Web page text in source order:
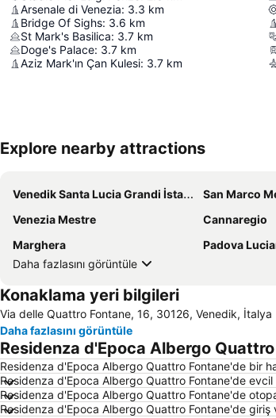
Arsenale di Venezia: 3.3 km
Bridge Of Sighs: 3.6 km
St Mark's Basilica: 3.7 km
Doge's Palace: 3.7 km
Aziz Mark'ın Çan Kulesi: 3.7 km
Explore nearby attractions
Venedik Santa Lucia Grandi İstasyonu San Marco
Venezia Mestre
Cannaregio
Marghera
Padova
Daha fazlasını görüntüle
Konaklama yeri bilgileri
Via delle Quattro Fontane, 16, 30126, Venedik, İtalya
Daha fazlasını görüntüle
Residenza d'Epoca Albergo
Residenza d'Epoca Albergo Quattro Fontane'de bir
Residenza d'Epoca Albergo Quattro Fontane'de
Residenza d'Epoca Albergo Quattro Fontane'de
Residenza d'Epoca Albergo Quattro Fontane'de giriş